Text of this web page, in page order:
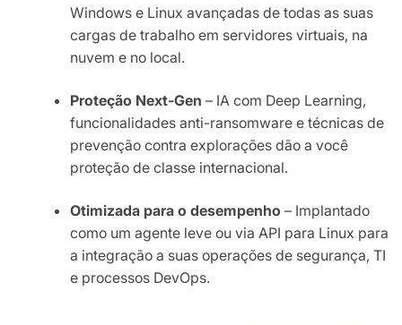
Windows e Linux avançadas de todas as suas
cargas de trabalho em servidores virtuais, na
nuvem e no local.
Proteção Next-Gen – IA com Deep Learning,
funcionalidades anti-ransomware e técnicas de
prevenção contra explorações dão a você
proteção de classe internacional.
Otimizada para o desempenho – Implantado
como um agente leve ou via API para Linux para
a integração a suas operações de segurança, TI
e processos DevOps.